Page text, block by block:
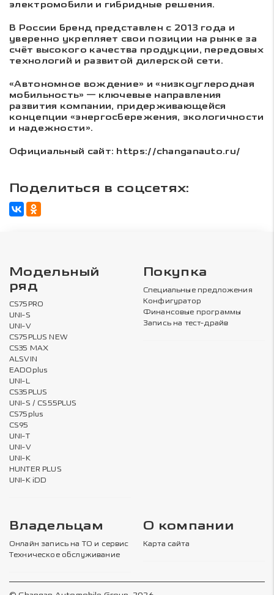
электромобили и гибридные решения.
В России бренд представлен с 2013 года и
уверенно укрепляет свои позиции на рынке за
счёт высокого качества продукции, передовых
технологий и развитой дилерской сети.
«Автономное вождение» и «низкоуглеродная
мобильность» — ключевые направления
развития компании, придерживающейся
концепции «энергосбережения, экологичности
и надежности».
Официальный сайт: https://changanauto.ru/
Поделиться в соцсетях:
Модельный
ряд
CS75PRO
UNI-S
UNI-V
CS75PLUS NEW
CS35 MAX
ALSVIN
EADOplus
UNI-L
CS35PLUS
UNI-S / CS55PLUS
CS75plus
CS95
UNI-T
UNI-V
UNI-K
HUNTER PLUS
UNI-K iDD
Покупка
Специальные предложения
Конфигуратор
Финансовые программы
Запись на тест-драйв
Владельцам
Онлайн запись на ТО и сервис
Техническое обслуживание
О компании
Карта сайта